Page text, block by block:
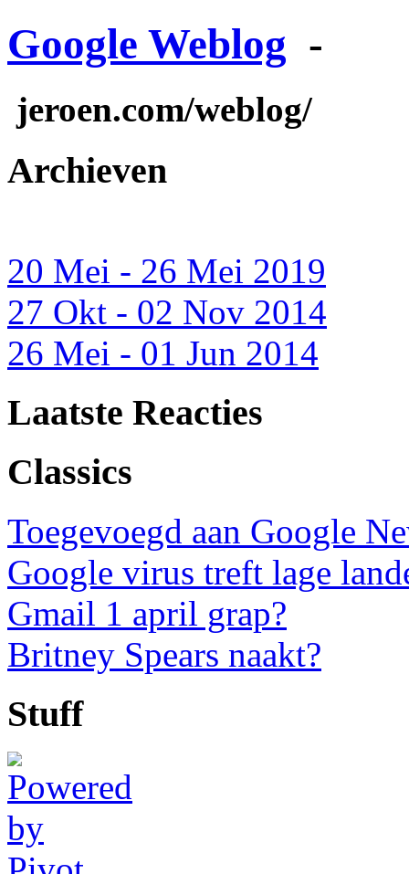
Google Weblog -
jeroen.com/weblog/
Archieven
20 Mei - 26 Mei 2019
27 Okt - 02 Nov 2014
26 Mei - 01 Jun 2014
Laatste Reacties
Classics
Toegevoegd aan Google
Google virus treft lage
Gmail 1 april grap?
Britney Spears naakt?
Stuff